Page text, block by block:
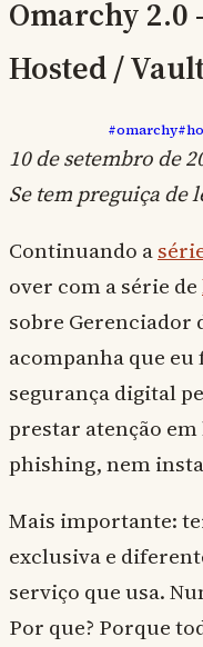
Omarchy 2.0
Hosted /
#omarchy
10 de setembro de
Se tem preguiça de
Continuando a
over com a série de
sobre Gerenciador
acompanha que
segurança digital
prestar atenção
phishing, nem
Mais importante:
exclusiva e
serviço que usa.
Por que? Porque